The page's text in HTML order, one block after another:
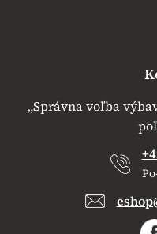
„Správna voľba